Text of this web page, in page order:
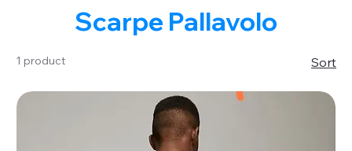
Scarpe Pallavolo
1 product Sort